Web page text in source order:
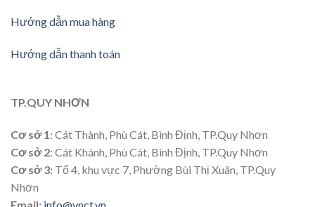
Hướng dẫn mua hàng
Hướng dẫn thanh toán
TP.QUY NHƠN
Cơ sở 1: Cát Thành, Phù Cát, Bình Định, TP.Quy Nhơn
Cơ sở 2: Cát Khánh, Phù Cát, Bình Định, TP.Quy Nhơn
Cơ sở 3: Tổ 4, khu vực 7, Phường Bùi Thị Xuân, TP.Quy
Nhơn